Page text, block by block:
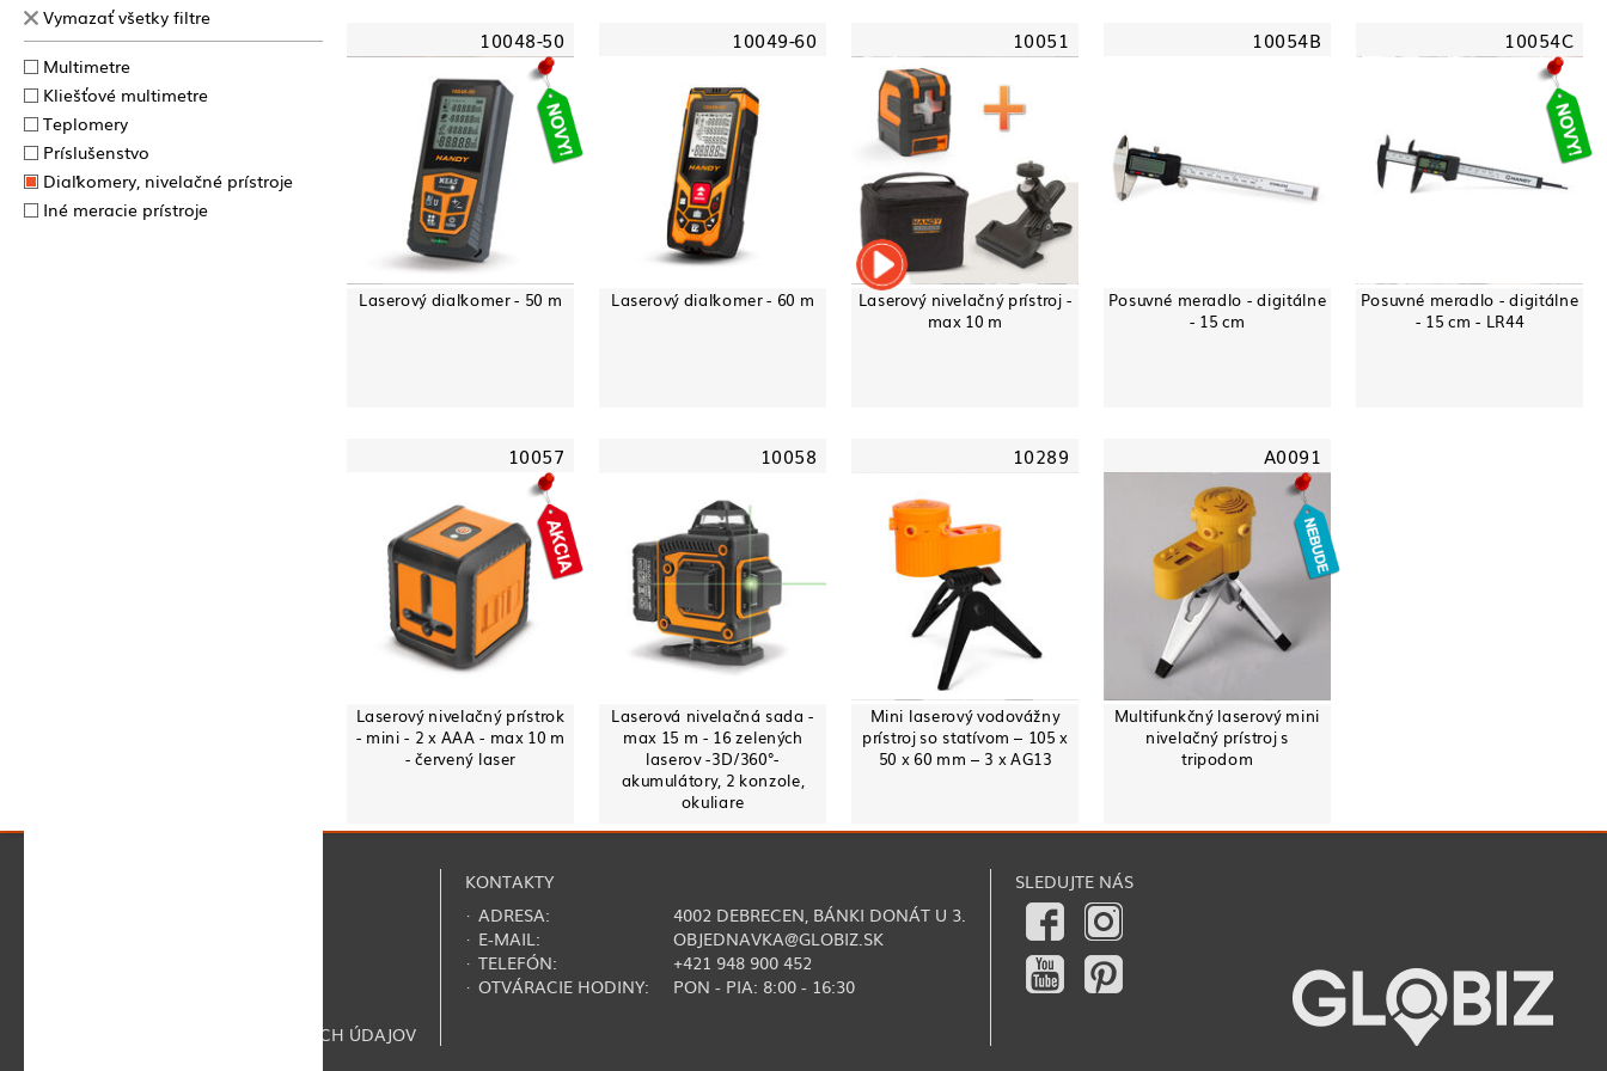
Vymazať všetky filtre
Multimetre
Kliešťové multimetre
Teplomery
Príslušenstvo
Diaľkomery, nivelačné prístroje
Iné meracie prístroje
10048-50
Laserový diaľkomer - 50 m
10049-60
Laserový diaľkomer - 60 m
10051
Laserový nivelačný prístroj -
max 10 m
10054B
Posuvné meradlo - digitálne
- 15 cm
10054C
Posuvné meradlo - digitálne
- 15 cm - LR44
10057
Laserový nivelačný prístrok
- mini - 2 x AAA - max 10 m
- červený laser
10058
Laserová nivelačná sada -
max 15 m - 16 zelených
laserov -3D/360°-
akumulátory, 2 konzole,
okuliare
10289
Mini laserový vodovážny
prístroj so statívom – 105 x
50 x 60 mm – 3 x AG13
A0091
Multifunkčný laserový mini
nivelačný prístroj s
tripodom
VYHLÁSENIE O OCHRANE OSOBNÝCH ÚDAJOV
KONTAKTY
· ADRESA:
4002 DEBRECEN, BÁNKI DONÁT U 3.
· E-MAIL:
OBJEDNAVKA@GLOBIZ.SK
· TELEFÓN:
+421 948 900 452
· OTVÁRACIE HODINY:
PON - PIA: 8:00 - 16:30
SLEDUJTE NÁS